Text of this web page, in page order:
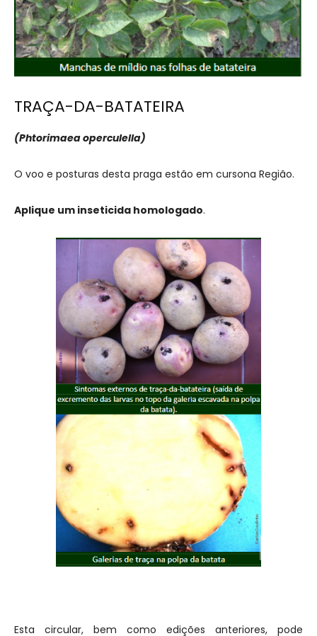
TRAÇA-DA-BATATEIRA
(Phtorimaea operculella)
O voo e posturas desta praga estão em cursona Região.
Aplique um inseticida homologado.
Esta circular, bem como edições anteriores, pode